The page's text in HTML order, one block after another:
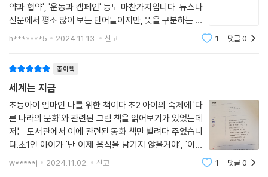
가축 사료를 사람에게! 세계 곡물 생산량의 3분의 1, 어획량의 4분의 1이
가축을 위한 사료로 쓰이고 있어요. 즉 선진국 사람들이 소비하는 돼지, 소,
닭 등의 육류를 기르기 위한 사료에 이 많은 식량이 들어간다는 거예요. 핀
료를 곡물 부산물이나 찌꺼기로 바꾸면 곡물 생산량의 10∼26%, 해산물
면 10억 명이 먹을 수 있는 양의 식량이 돼요.
--- p.126
아프리카 몇몇 나라의 국경선이 반듯한 이유. 대부분 나라의 국경선과 달
리 아프리카 대륙 몇몇 나라의 국경선은 마치 자로 그은 듯 반듯하게 나뉘
어 있는 경우가 많아요. 산이나 강, 협곡 등을 중심으로 자연스럽게 형성된
이 책에는 많은 숫자가 나와요. 이슬람교는 전 세계 약 20억 명이 믿는 종
교라든지, 8억 명이 굶주리고 있다거나 기후 난민이 2천만 명이 넘는다거
나 100만 명의 아이들이 물건처럼 거래된다거나 수만 명의 사람이 목숨을
것이 얼마나 끔찍한 일이었는지 알기 힘들어요. 숫자에는 감정이 없으니까
요.
물론 숫자와 통계는 중요해요. 현재 상황을 객관적으로 알 수 있죠. 하지만
그 숫자를 이루는 모든 사람도 역시 중요해요. “수백 명이 목숨을 잃었
다”는 무미건조한 문장 뒤에는 그 수백 명의 삶이 있어요. 그리고 그 가족
과 친구들까지 포함해 수천 명의 삶이 얽혀 있죠. 그 모든 사람에게는 자기
약과 협약', '운동과 캠페인' 등도 마찬가지입니다. 뉴스나
신문에서 평소 많이 보는 단어들이지만, 뜻을 구분하는 게
쉽지 않습니다. 저는 이케이북에서 펴낸 ＜10대를 위한
h*******5 2024.11.13. 신고 1 댓글0
종이책
세계는 지금
초등아이 엄마인 나를 위한 책이다.초2 아이의 숙제에 '다
른 나라의 문화'와 관련된 그림 책을 읽어보기가 있었는데
저는 도서관에서 이에 관련된 동화 책만 빌려다 주었습니
다.초1인 아이가 '난 이제 음식을 남기지 않을거야', '이러
면 동물이 멸종...','비닐은...플라스틱은...'하며 환경과 관
련되는 이야기를 제게 들려줍니다.아이들은 제게 이렇게
w*****j 2024.11.02. 신고 1 댓글0